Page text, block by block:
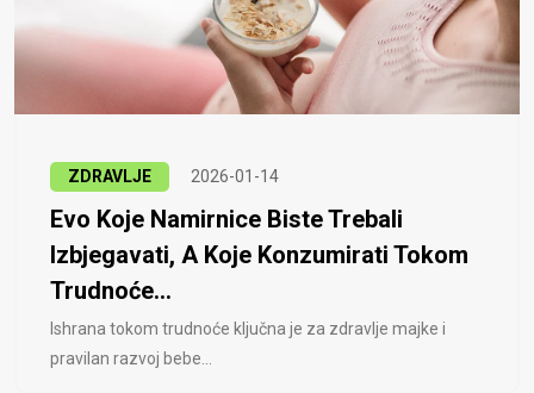
ZDRAVLJE 2026-01-14
Evo Koje Namirnice Biste Trebali
Izbjegavati, A Koje Konzumirati Tokom
Trudnoće...
Ishrana tokom trudnoće ključna je za zdravlje majke i
pravilan razvoj bebe...